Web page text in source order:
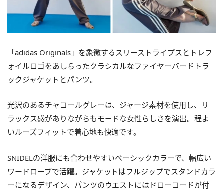
「adidas Originals」を象徴するスリーストライプスとトレフ
ォイルロゴをあしらったクラシカルなファイヤーバードトラ
ックジャケットとパンツ。
光沢のあるチャコールグレーは、ジャージ素材を使用し、リ
ラックス感がありながらもモードな女性らしさを演出。程よ
いルーズフィットで着心地も快適です。
SNIDELの洋服にも合わせやすいベーシックカラーで、幅広い
ワードローブで活躍。ジャケットはフルジップでスタンドカラ
ーになるデザイン、パンツのウエストにはドローコードが付